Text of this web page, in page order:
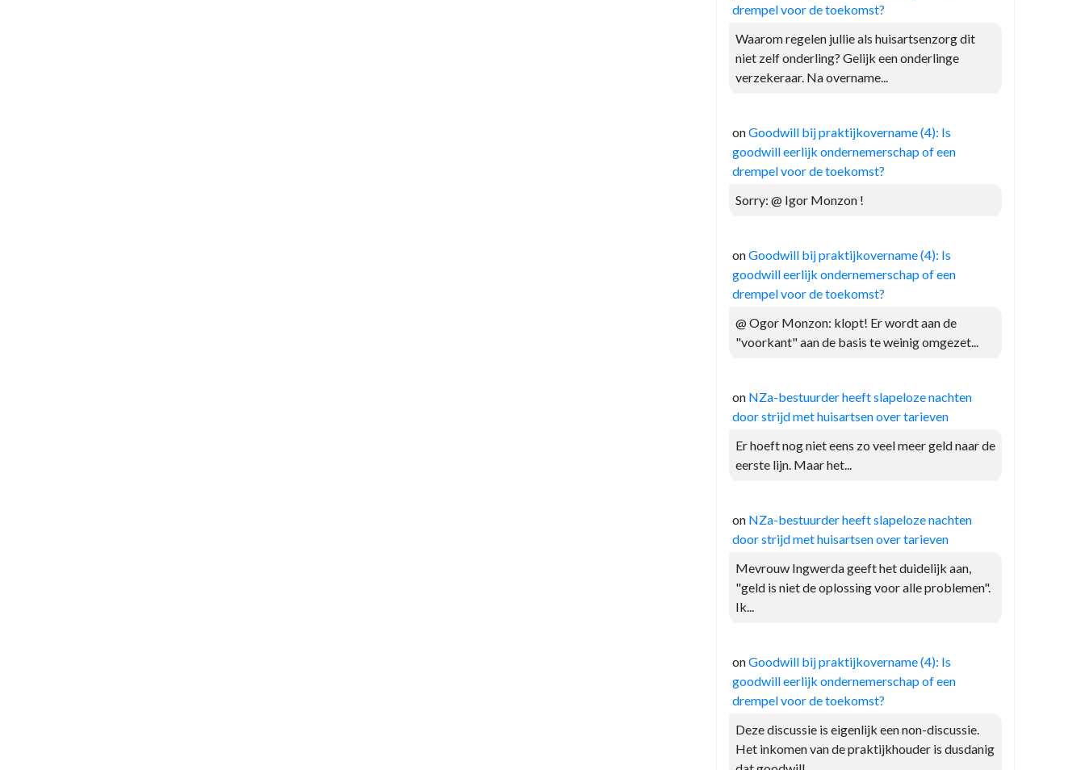
drempel voor de toekomst?
Waarom regelen jullie als huisartsenzorg dit
niet zelf onderling? Gelijk een onderlinge
verzekeraar. Na overname...
onGoodwill bij praktijkovername (4): Is
goodwill eerlijk ondernemerschap of een
drempel voor de toekomst?
Sorry: @ Igor Monzon !
onGoodwill bij praktijkovername (4): Is
goodwill eerlijk ondernemerschap of een
drempel voor de toekomst?
@ Ogor Monzon: klopt! Er wordt aan de
"voorkant" aan de basis te weinig omgezet...
on NZa-bestuurder heeft slapeloze nachten
door strijd met huisartsen over tarieven
Er hoeft nog niet eens zo veel meer geld naar de
eerste lijn. Maar het...
on NZa-bestuurder heeft slapeloze nachten
door strijd met huisartsen over tarieven
Mevrouw Ingwerda geeft het duidelijk aan,
"geld is niet de oplossing voor alle problemen".
Ik...
onGoodwill bij praktijkovername (4): Is
goodwill eerlijk ondernemerschap of een
drempel voor de toekomst?
Deze discussie is eigenlijk een non-discussie.
Het inkomen van de praktijkhouder is dusdanig